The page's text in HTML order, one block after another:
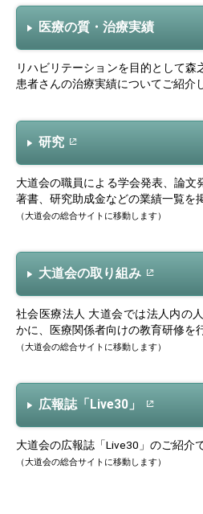
医療の質・治療実績
リハビリテーションを目的として
患者さんの治療実績についてご紹介
研究
大道会の職員による学会発表、論文
著書、研究助成金などの業績一覧を
（大道会の総合サイトに移動します）
大道会の取り組み
社会医療法人 大道会では法人内の
かに、医療関係者向けの教育研修を
（大道会の総合サイトに移動します）
広報誌「Live30」
大道会の広報誌「Live30」のご紹介で
（大道会の総合サイトに移動します）